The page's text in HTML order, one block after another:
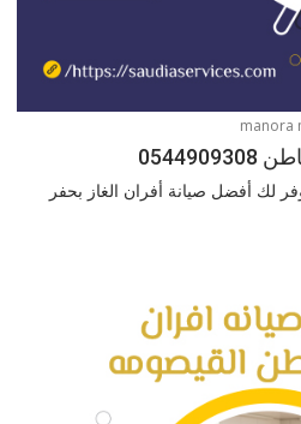
لك أفضل صيانة أفران الغاز بحفر